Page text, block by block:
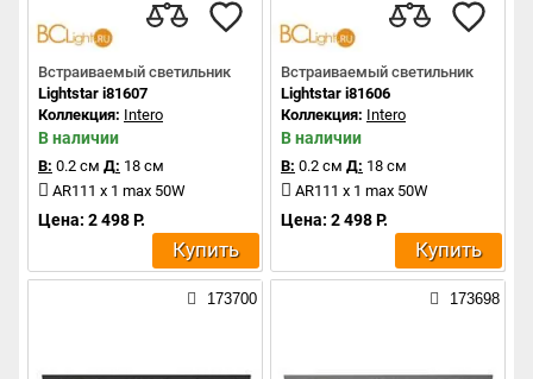
Встраиваемый светильник
Lightstar i81607
Коллекция: Intero
В наличии
В: 0.2 см Д: 18 см
AR111 x 1 max 50W
Цена: 2 498 Р.
Купить
Встраиваемый светильник
Lightstar i81606
Коллекция: Intero
В наличии
В: 0.2 см Д: 18 см
AR111 x 1 max 50W
Цена: 2 498 Р.
Купить
173700 173698